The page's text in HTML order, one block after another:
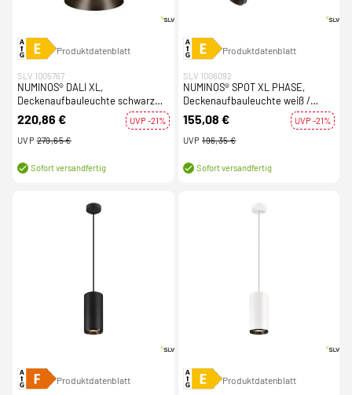
Produktdatenblatt
SLV 1005767
NUMINOS® DALI XL,
Deckenaufbauleuchte schwarz
36W 3000K 60°
220,86 €
UVP -21%
UVP 279,65 €
Sofort versandfertig
Produktdatenblatt
SLV 1006092
NUMINOS® SPOT XL PHASE,
Deckenaufbauleuchte weiß /
schwarz 36W 3000K 24°
155,08 €
UVP -21%
UVP 196,35 €
Sofort versandfertig
Produktdatenblatt Produktdatenblatt